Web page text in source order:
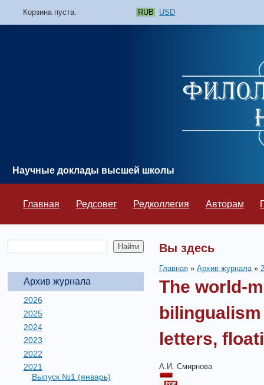
Корзина пуста. RUB USD
Научные доклады высшей школы
Главная Редсовет Редколлегия Авторам
Архив журнала
2026
2025
2024
2023
2022
2021
Выпуск №1 (январь)
Вы здесь
Главная» Архив журнала»
The world-
letters,
А.И. Смирнова